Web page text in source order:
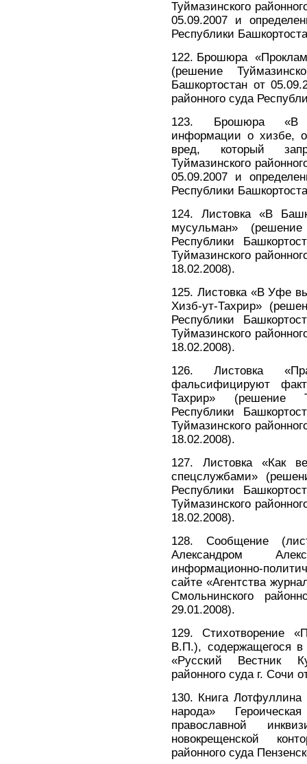
Туймазинского
05.09.2007 и
Республики
122. Брошюра
(решение
Башкортостан от
районного суда
123. Брошюра «В
информации о хизбе,
вред, который
Туймазинского
05.09.2007 и
Республики
124. Листовка «В
мусульман»
Республики
Туймазинского
18.02.2008).
125. Листовка «В Уфе
Хизб-ут-Тахрир»
Республики
Туймазинского
18.02.2008).
126. Листовка
фальсифицируют
Тахрир» (решение
Республики
Туймазинского
18.02.2008).
127. Листовка «Как
спецслужбами»
Республики
Туймазинского
18.02.2008).
128. Сообщение
Александром
информационно-
сайте «Агентства
Смольнинского
29.01.2008).
129. Стихотворение
В.П.), содержащегося
«Русский Вестник
районного суда г. Сочи
130. Книга
народа»
православной
новокрещенской
районного суда